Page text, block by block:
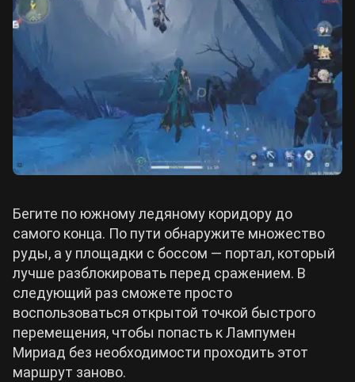
Бегите по южному ледяному коридору до
самого конца. По пути обнаружите множество
руды, а у площадки с боссом — портал, который
лучше разблокировать перед сражением. В
следующий раз сможете просто
воспользоваться открытой точкой быстрого
перемещения, чтобы попасть к Лампумен
Мириад без необходимости проходить этот
маршрут заново.